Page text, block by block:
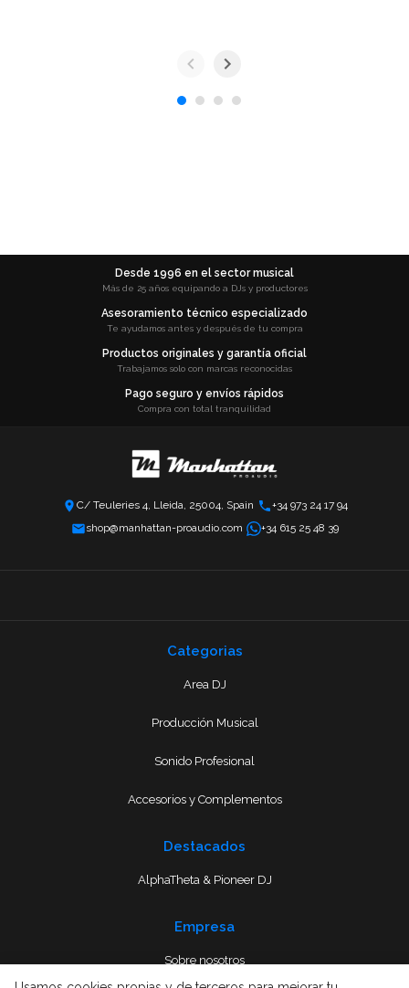
Desde 1996 en el sector musical
Más de 25 años equipando a DJs y productores
Asesoramiento técnico especializado
Te ayudamos antes y después de tu compra
Productos originales y garantía oficial
Trabajamos solo con marcas reconocidas
Pago seguro y envíos rápidos
Compra con total tranquilidad
C/ Teuleries 4, Lleida, 25004, Spain
+34 973 24 17 94
shop@manhattan-proaudio.com
+34 615 25 48 39
Categorias
Area DJ
Producción Musical
Sonido Profesional
Accesorios y Complementos
Destacados
AlphaTheta & Pioneer DJ
Empresa
Sobre nosotros